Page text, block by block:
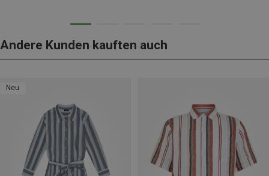
Andere Kunden kauften auch
Neu